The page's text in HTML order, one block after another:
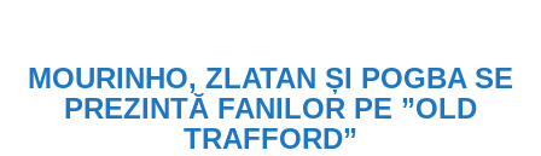
MOURINHO, ZLATAN ȘI POGBA SE
PREZINTĂ FANILOR PE ”OLD
TRAFFORD”